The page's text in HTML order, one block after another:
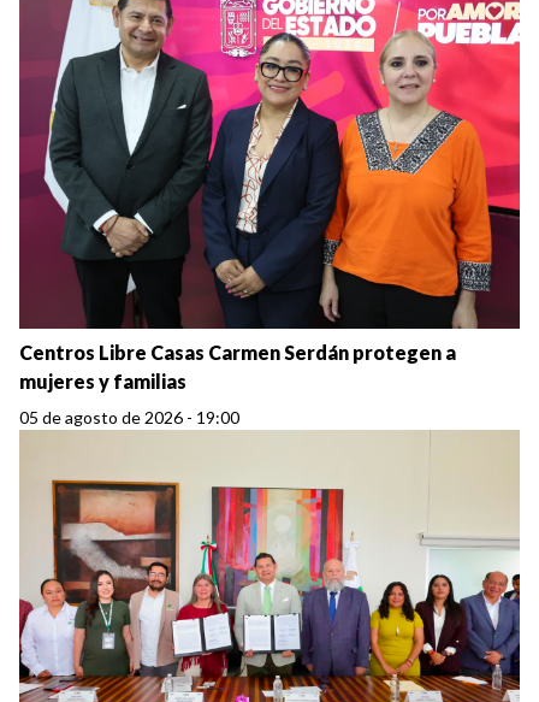
Centros Libre Casas Carmen Serdán protegen a
mujeres y familias
05 de agosto de 2026 - 19:00